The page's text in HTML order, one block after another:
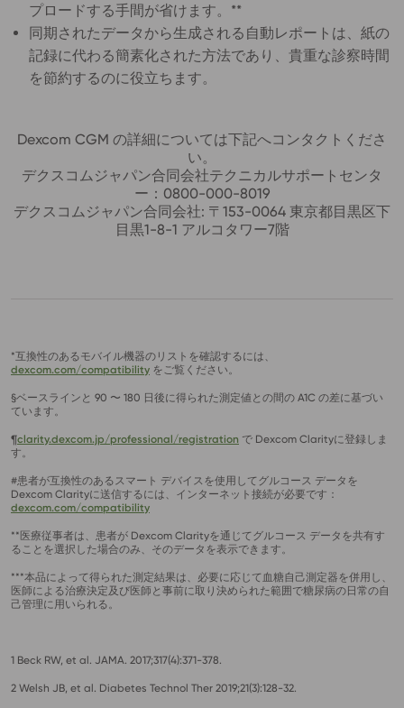
プロードする手間が省けます。**
同期されたデータから生成される自動レポートは、紙の
記録に代わる簡素化された方法であり、貴重な診察時間
を節約するのに役立ちます。
Dexcom CGM の詳細については下記へコンタクトくださ
い。
デクスコムジャパン合同会社テクニカルサポートセンタ
ー：0800-000-8019
デクスコムジャパン合同会社: 〒153-0064 東京都目黒区下
目黒1-8-1 アルコタワー7階
*互換性のあるモバイル機器のリストを確認するには、
dexcom.com/compatibility をご覧ください。
§ベースラインと 90 〜 180 日後に得られた測定値との間の A1C の差に基づい
ています。
¶clarity.dexcom.jp/professional/registration で Dexcom Clarityに登録しま
す。
#患者が互換性のあるスマート デバイスを使用してグルコース データを
Dexcom Clarityに送信するには、インターネット接続が必要です：
dexcom.com/compatibility
**医療従事者は、患者が Dexcom Clarityを通じてグルコース データを共有す
ることを選択した場合のみ、そのデータを表示できます。
***本品によって得られた測定結果は、必要に応じて血糖自己測定器を併用し、
医師による治療決定及び医師と事前に取り決められた範囲で糖尿病の日常の自
己管理に用いられる。
1 Beck RW, et al. JAMA. 2017;317(4):371-378.
2 Welsh JB, et al. Diabetes Technol Ther 2019;21(3):128-32.